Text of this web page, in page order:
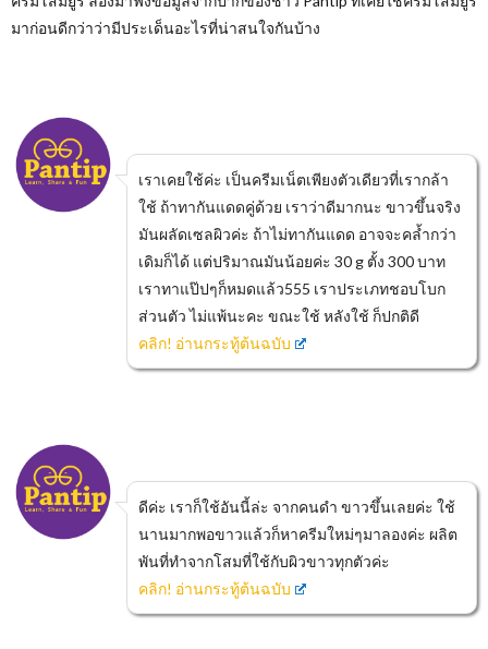
มาก่อนดีกว่าว่ามีประเด็นอะไรที่น่าสนใจกันบ้าง
เราเคยใช้ค่ะ เป็นครีมเน็ตเพียงตัวเดียวที่เรากล้า
ใช้ ถ้าทากันแดดคู่ด้วย เราว่าดีมากนะ ขาวขึ้นจริง
มันผลัดเซลผิวค่ะ ถ้าไม่ทากันแดด อาจจะคล้ำกว่า
เดิมก็ได้ แต่ปริมาณมันน้อยค่ะ 30 g ตั้ง 300 บาท
เราทาแป๊ปๆก็หมดแล้ว555 เราประเภทชอบโบก
ส่วนตัว ไม่แพ้นะคะ ขณะใช้ หลังใช้ ก็ปกติดี
คลิก! อ่านกระทู้ต้นฉบับ
ดีค่ะ เราก็ใช้อันนี้ล่ะ จากคนดำ ขาวขึ้นเลยค่ะ ใช้
นานมากพอขาวแล้วก็หาครีมใหม่ๆมาลองค่ะ ผลิต
พันที่ทำจากโสมที่ใช้กับผิวขาวทุกตัวค่ะ
คลิก! อ่านกระทู้ต้นฉบับ